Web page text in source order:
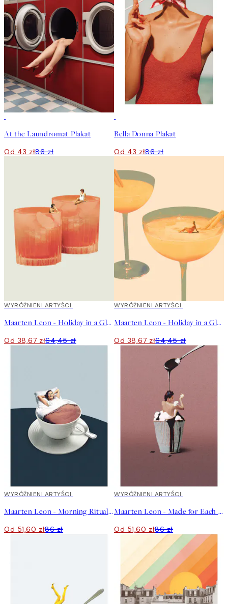
At the Laundromat Plakat
Od 43 zł86 zł
Bella Donna Plakat
Od 43 zł86 zł
40%*
WYRÓŻNIENI ARTYŚCI
Maarten Leon - Holiday in a Glass No2 Plakat
Od 38,67 zł64,45 zł
40%*
WYRÓŻNIENI ARTYŚCI
Maarten Leon - Holiday in a Glass No1 Plakat
Od 38,67 zł64,45 zł
40%*
WYRÓŻNIENI ARTYŚCI
Maarten Leon - Morning Rituals Plakat
Od 51,60 zł86 zł
40%*
WYRÓŻNIENI ARTYŚCI
Maarten Leon - Made for Each Other Plakat
Od 51,60 zł86 zł